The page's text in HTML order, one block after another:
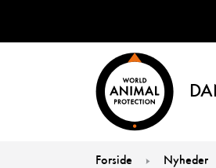
Forside Nyheder